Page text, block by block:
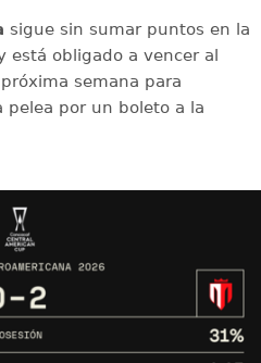
sigue sin sumar puntos en la
está obligado a vencer al
semana para
pelea por un boleto a la